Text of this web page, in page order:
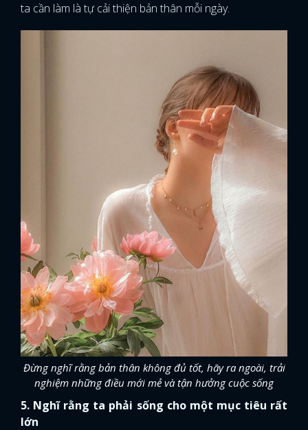
ta cần làm là tự cải thiện bản thân mỗi ngày.
Đừng nghĩ rằng bản thân không đủ tốt, hãy ra ngoài, trải
nghiệm những điều mới mẻ và tận hưởng cuộc sống
5. Nghĩ rằng ta phải sống cho một mục tiêu rất
lớn